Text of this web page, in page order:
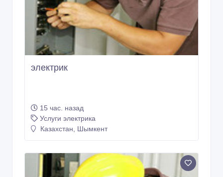
электрик
15 час. назад
Услуги электрика
Казахстан, Шымкент